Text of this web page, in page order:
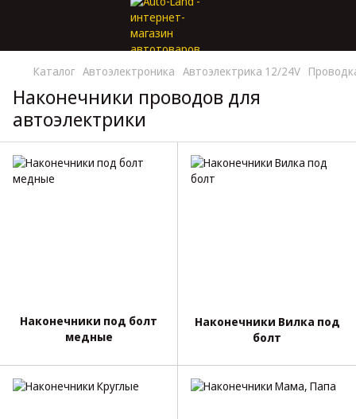
Каталог Автоэлектроника Автоэлектрика 12/24V
Наконечники проводов для
автоэлектрики
Наконечники под болт
медные
Наконечники Вилка под
болт